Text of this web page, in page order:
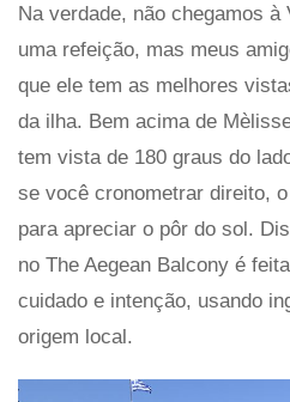
Na verdade, não chegamos à
uma refeição, mas meus
que ele tem as melhores
da ilha. Bem acima de
tem vista de 180 graus do
se você cronometrar direito,
para apreciar o pôr do sol.
no The Aegean Balcony é
cuidado e intenção, usando
origem local.